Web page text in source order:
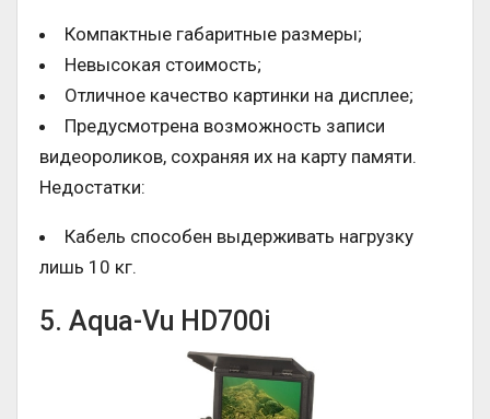
Компактные габаритные размеры;
Невысокая стоимость;
Отличное качество картинки на дисплее;
Предусмотрена возможность записи
видеороликов, сохраняя их на карту памяти.
Недостатки:
Кабель способен выдерживать нагрузку
лишь 10 кг.
5. Aqua-Vu HD700i